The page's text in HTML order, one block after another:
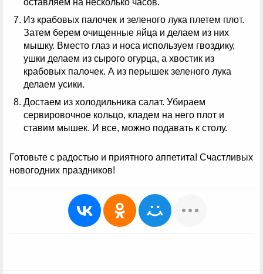
оставляем на несколько часов.
Из крабовых палочек и зеленого лука плетем плот.
Затем берем очищенные яйца и делаем из них
мышку. Вместо глаз и носа используем гвоздику,
ушки делаем из сырого огурца, а хвостик из
крабовых палочек. А из перышек зеленого лука
делаем усики.
Достаем из холодильника салат. Убираем
сервировочное кольцо, кладем на него плот и
ставим мышек. И все, можно подавать к столу.
Готовьте с радостью и приятного аппетита! Счастливых
новогодних праздников!